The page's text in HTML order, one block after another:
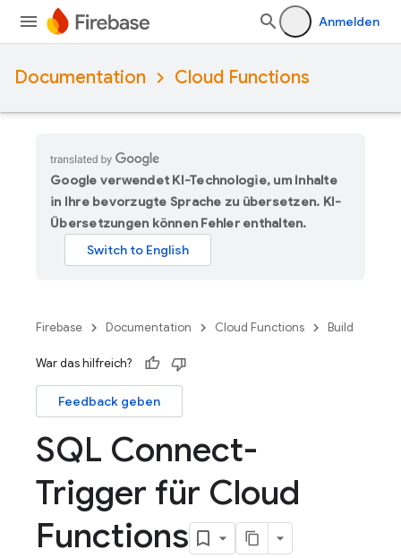
Anmelden
Documentation Cloud Functions
Google verwendet KI-Technologie, um Inhalte
in Ihre bevorzugte Sprache zu übersetzen. KI-
Übersetzungen können Fehler enthalten.
Firebase Documentation Cloud Functions Build
War das hilfreich?
Feedback geben
SQL Connect-
Trigger für Cloud
Functions